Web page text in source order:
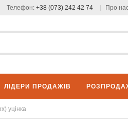
Телефон: +38 (073) 242 42 74 Про
ЛІДЕРИ ПРОДАЖІВ
уцінка